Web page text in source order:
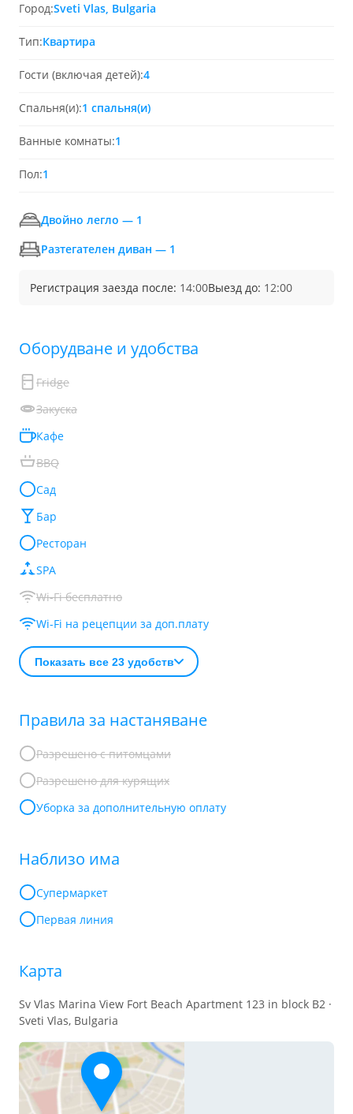
Город:Sveti Vlas, Bulgaria
Тип:Квартира
Гости (включая детей):4
Спальня(и):1 спальня(и)
Ванные комнаты:1
Пол:1
Двойно легло — 1
Разтегателен диван — 1
Регистрация заезда после: 14:00Выезд до: 12:00
Обoрудване и удобства
Fridge
Закуска
Кафе
BBQ
Сад
Бар
Ресторан
SPA
Wi-Fi бесплатно
Wi-Fi на рецепции за доп.плату
Показать все 23 удобств
Правила за настаняване
Разрешено с питомцами
Разрешено для курящих
Уборка за дополнительную оплату
Наблизо има
Супермаркет
Первая линия
Карта
Sv Vlas Marina View Fort Beach Apartment 123 in block B2 ·
Sveti Vlas, Bulgaria